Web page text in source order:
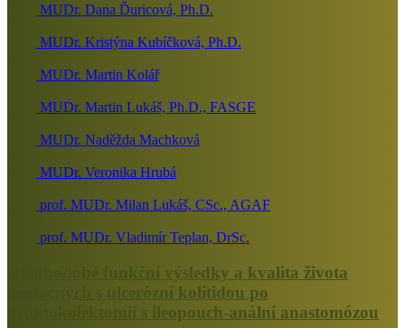
MUDr. Dana Ďuricová, Ph.D.
MUDr. Kristýna Kubíčková, Ph.D.
MUDr. Martin Kolář
MUDr. Martin Lukáš, Ph.D., FASGE
MUDr. Naděžda Machková
MUDr. Veronika Hrubá
prof. MUDr. Milan Lukáš, CSc., AGAF
prof. MUDr. Vladimír Teplan, DrSc.
Dlouhodobé funkční výsledky a kvalita života
nemocných s ulcerózní kolitidou po
proktokolektomii s ileopouch-anální anastomózou